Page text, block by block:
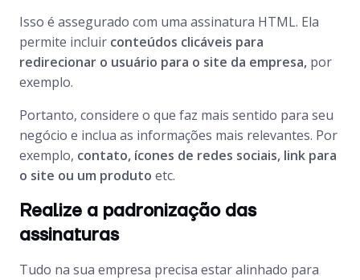
Isso é assegurado com uma assinatura HTML. Ela
permite incluir conteúdos clicáveis para
redirecionar o usuário para o site da empresa, por
exemplo.
Portanto, considere o que faz mais sentido para seu
negócio e inclua as informações mais relevantes. Por
exemplo, contato, ícones de redes sociais, link para
o site ou um produto etc.
Realize a padronização das
assinaturas
Tudo na sua empresa precisa estar alinhado para